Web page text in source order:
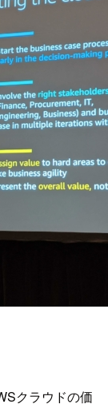
クラウドの価